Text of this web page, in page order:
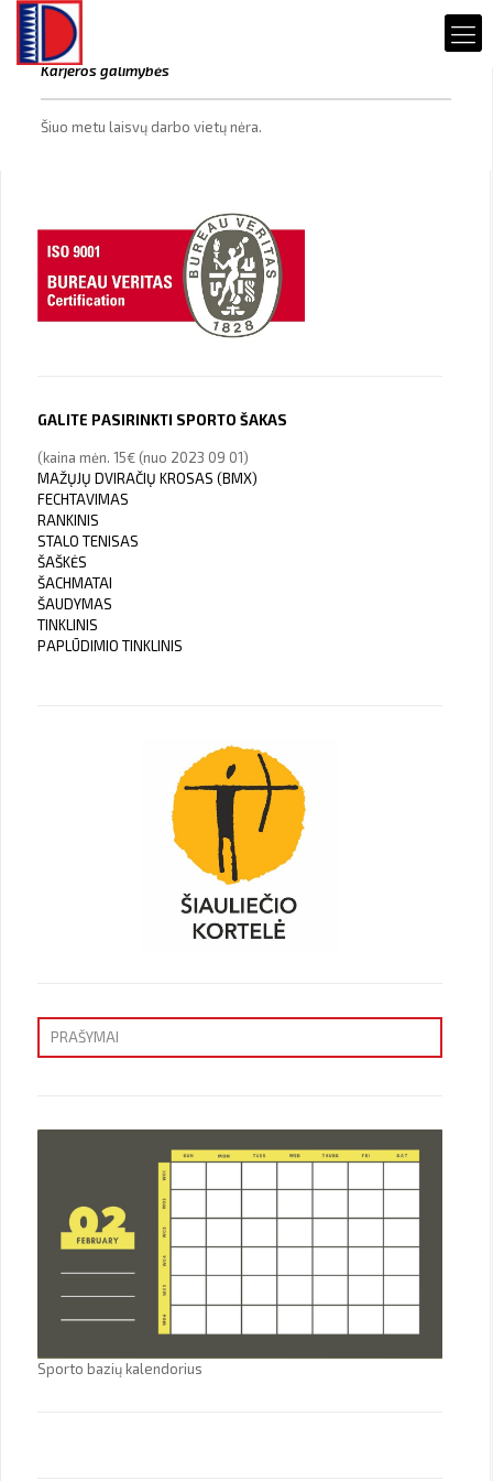
Karjeros galimybės
Šiuo metu laisvų darbo vietų nėra.
GALITE PASIRINKTI SPORTO ŠAKAS
(kaina mėn. 15€ (nuo 2023 09 01)
MAŽŲJŲ DVIRAČIŲ KROSAS (BMX)
FECHTAVIMAS
RANKINIS
STALO TENISAS
ŠAŠKĖS
ŠACHMATAI
ŠAUDYMAS
TINKLINIS
PAPLŪDIMIO TINKLINIS
PRAŠYMAI
Sporto bazių kalendorius